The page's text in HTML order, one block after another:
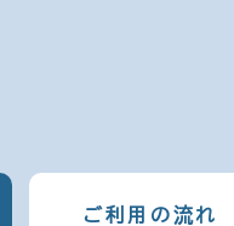
ご利用の流れ